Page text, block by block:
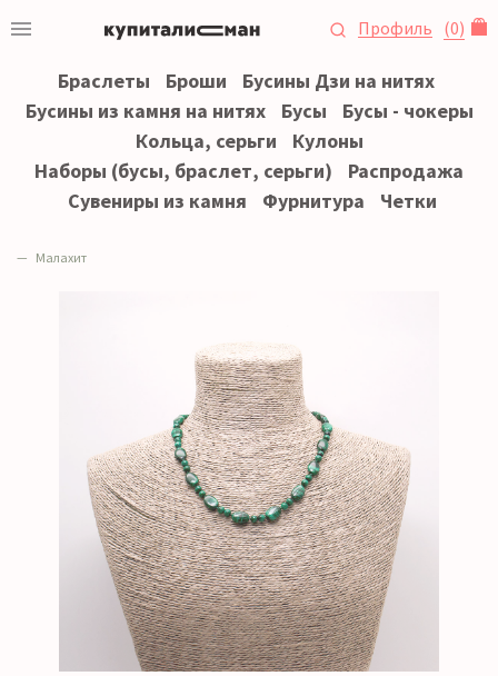
Профиль (0)
Браслеты Броши
Бусины Дзи на нитях
Бусины из камня на нитях
Бусы
Бусы - чокеры
Кольца, серьги
Кулоны
Наборы (бусы, браслет, серьги)
Распродажа
Сувениры из камня
Фурнитура Четки
Малахит